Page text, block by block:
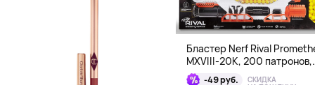
Бластер Nerf Rival
MXVIII-20K, 200 патронов,
возраст 14+
-49 руб. СКИДКА